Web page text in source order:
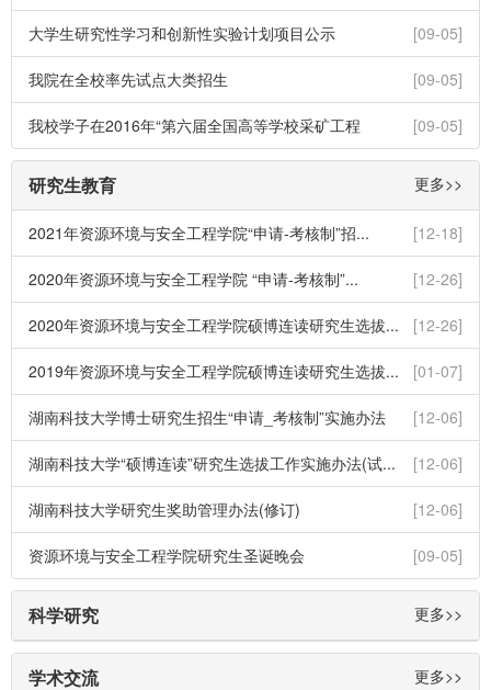
[09-05]
大学生研究性学习和创新性实验计划项目公示
[09-05]
我院在全校率先试点大类招生
[09-05]
我校学子在2016年“第六届全国高等学校采矿工程
更多>>
研究生教育
[12-18]
2021年资源环境与安全工程学院“申请-考核制”招...
[12-26]
2020年资源环境与安全工程学院 “申请-考核制”...
[12-26]
2020年资源环境与安全工程学院硕博连读研究生选拔...
[01-07]
2019年资源环境与安全工程学院硕博连读研究生选拔...
[12-06]
湖南科技大学博士研究生招生“申请_考核制”实施办法
[12-06]
湖南科技大学“硕博连读”研究生选拔工作实施办法(试...
[12-06]
湖南科技大学研究生奖助管理办法(修订)
[09-05]
资源环境与安全工程学院研究生圣诞晚会
更多>>
科学研究
更多>>
学术交流